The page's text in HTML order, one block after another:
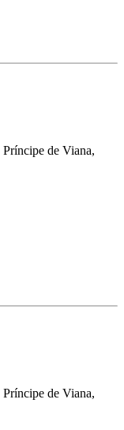
de Viana,
de Viana,